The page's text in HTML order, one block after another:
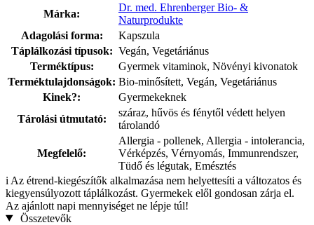
Márka:
Dr. med. Ehrenberger Bio- &
Naturprodukte
Adagolási forma:
Kapszula
Táplálkozási típusok: Vegán, Vegetáriánus
Terméktípus:
Gyermek vitaminok, Növényi kivonatok
Terméktulajdonságok: Bio-minősített, Vegán, Vegetáriánus
Kinek?:
Gyermekeknek
Tárolási útmutató:
száraz, hűvös és fénytől védett helyen
tárolandó
Megfelelő:
Allergia - pollenek, Allergia - intolerancia,
Vérképzés, Vérnyomás, Immunrendszer,
Tüdő és légutak, Emésztés
i Az étrend-kiegészítők alkalmazása nem helyettesíti a változatos és
kiegyensúlyozott táplálkozást. Gyermekek elől gondosan zárja el.
Az ajánlott napi mennyiséget ne lépje túl!
Összetevők